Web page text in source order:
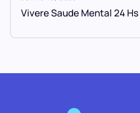
Vivere Saude Mental 24